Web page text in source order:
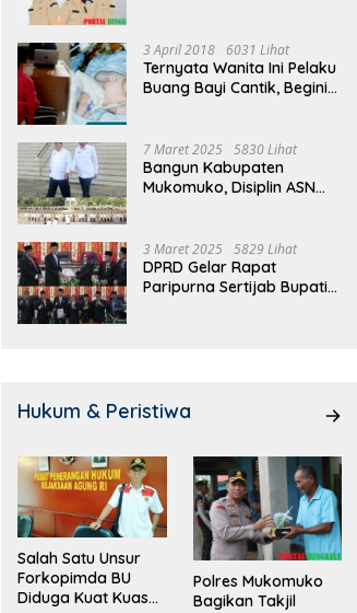
3 April 2018 6031 Lihat
Ternyata Wanita Ini Pelaku
Buang Bayi Cantik, Begini
7 Maret 2025 5830 Lihat
Bangun Kabupaten
Mukomuko, Disiplin ASN
3 Maret 2025 5829 Lihat
DPRD Gelar Rapat
Paripurna Sertijab Bupati
Hukum & Peristiwa
Salah Satu Unsur
Forkopimda BU
Diduga Kuat Kuasai
Polres Mukomuko
Bagikan Takjil